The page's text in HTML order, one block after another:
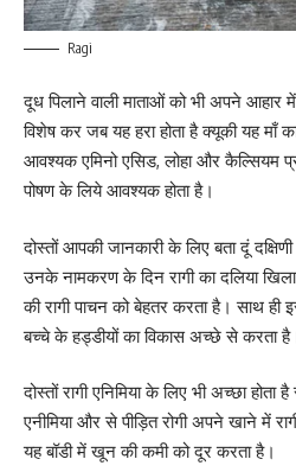
Ragi
दूध पिलाने वाली माताओं को भी अपने आहार में
विशेष कर जब यह हरा होता है क्यूकी यह माँ
आवश्यक एमिनो एसिड, लोहा और कैल्सियम
पोषण के लिये आवश्यक होता है।
दोस्तों आपकी जानकारी के लिए बता दूं
उनके नामकरण के दिन रागी का दलिया
की रागी पाचन को बेहतर करता है। साथ
बच्चे के हड्डीयों का विकास अच्छे से करता
दोस्तों रागी एनिमिया के लिए भी अच्छा होता
एनीमिया और से पीड़ित रोगी अपने खाने में
यह बॉडी में खून की कमी को दूर करता है।